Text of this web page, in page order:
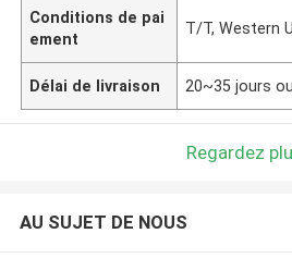
Conditions de pai
ement
T/T, Western
Délai de livraison 20~35 jours
Regardez
AU SUJET DE NOUS